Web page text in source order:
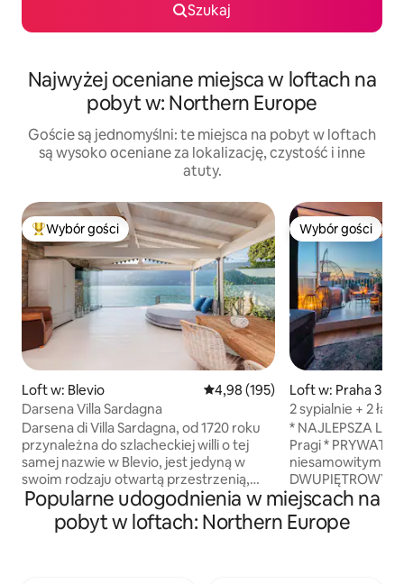
Szukaj
Najwyżej oceniane miejsca w loftach na
pobyt w: Northern Europe
Goście są jednomyślni: te miejsca na pobyt w loftach
są wysoko oceniane za lokalizację, czystość i inne
atuty.
Najpopularniejsze z kategorii Wybór gości
Wybór gości
Loft w: Blevio Średnia ocena: 4,98 na 5, liczba
4,98 (195)
Darsena Villa Sardagna
Darsena di Villa Sardagna, od 1720 roku
przynależna do szlacheckiej willi o tej
samej nazwie w Blevio, jest jedyną w
swoim rodzaju otwartą przestrzenią,
zbudowaną ze starożytnego kamienia,
białego drewna i szkła. Widok na
przepiękny krajobraz, na który składają
Wybór gości
Wybór gości
Loft w: Praha 3
2 sypialnie + 2
Taras centrum
* NAJLEPSZA
Pragi *
niesamowitym
DWUPIĘTROWY
apartament na
oknami * NOWO
umeblowane w
Popularne udogodnienia w miejscach na
pobyt w loftach: Northern Europe